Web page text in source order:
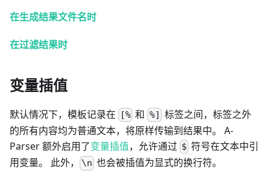
在生成结果文件名时
在过滤结果时
变量插值
默认情况下，模板记录在 [% 和 %] 标签之间，标签之外
的所有内容均为普通文本，将原样传输到结果中。 A-
Parser 额外启用了变量插值，允许通过 $ 符号在文本中引
用变量。 此外，
\n 也会被插值为显式的换行符。